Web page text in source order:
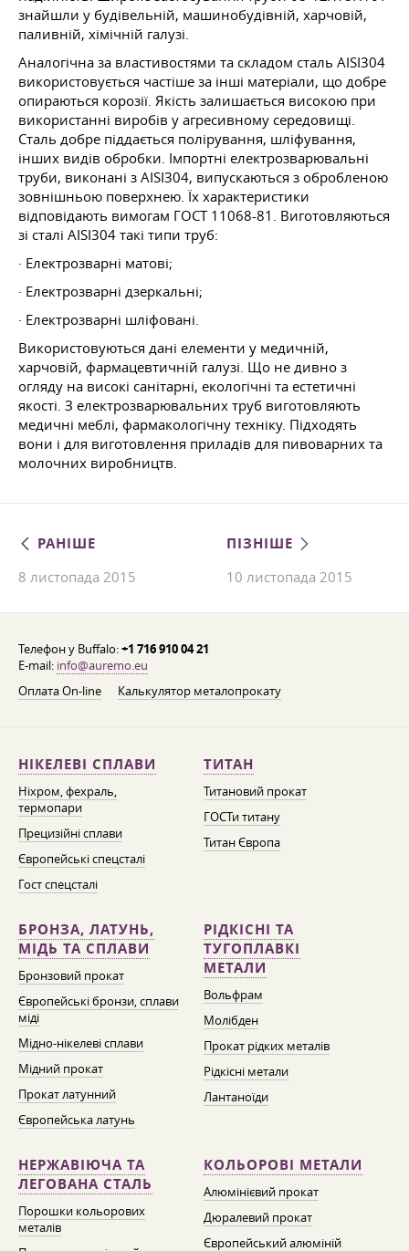
знайшли у будівельній, машинобудівній, харчовій,
паливній, хімічній галузі.
Аналогічна за властивостями та складом сталь AISI304
використовується частіше за інші матеріали, що добре
опираються корозії. Якість залишається високою при
використанні виробів у агресивному середовищі.
Сталь добре піддається полірування, шліфування,
інших видів обробки. Імпортні електрозварювальні
труби, виконані з AISI304, випускаються з обробленою
зовнішньою поверхнею. Їх характеристики
відповідають вимогам ГОСТ11068-81. Виготовляються
зі сталі AISI304 такі типи труб:
· Електрозварні матові;
· Електрозварні дзеркальні;
· Електрозварні шліфовані.
Використовуються дані елементи у медичній,
харчовій, фармацевтичній галузі. Що не дивно з
огляду на високі санітарні, екологічні та естетичні
якості. З електрозварювальних труб виготовляють
медичні меблі, фармакологічну техніку. Підходять
вони і для виготовлення приладів для пивоварних та
молочних виробництв.
РАНІШЕ
8 листопада 2015
ПІЗНІШЕ
10 листопада 2015
Телефон у Buffalo:+1 716 910 04 21
E-mail: info@auremo.eu
Оплата On-line
Калькулятор металопрокату
НІКЕЛЕВІ СПЛАВИ
Ніхром, фехраль,
термопари
Прецизійні сплави
Європейські спецсталі
Гост спецсталі
ТИТАН
Титановий прокат
ГОСТи титану
Титан Європа
БРОНЗА, ЛАТУНЬ,
МІДЬ ТА СПЛАВИ
Бронзовий прокат
Європейські бронзи, сплави
міді
Мідно-нікелеві сплави
Мідний прокат
Прокат латунний
Європейська латунь
РІДКІСНІ ТА
ТУГОПЛАВКІ
МЕТАЛИ
Вольфрам
Молібден
Прокат рідких металів
Рідкісні метали
Лантаноїди
НЕРЖАВІЮЧА ТА
ЛЕГОВАНА СТАЛЬ
Порошки кольорових
металів
КОЛЬОРОВІ МЕТАЛИ
Алюмінієвий прокат
Дюралевий прокат
Європейський алюміній